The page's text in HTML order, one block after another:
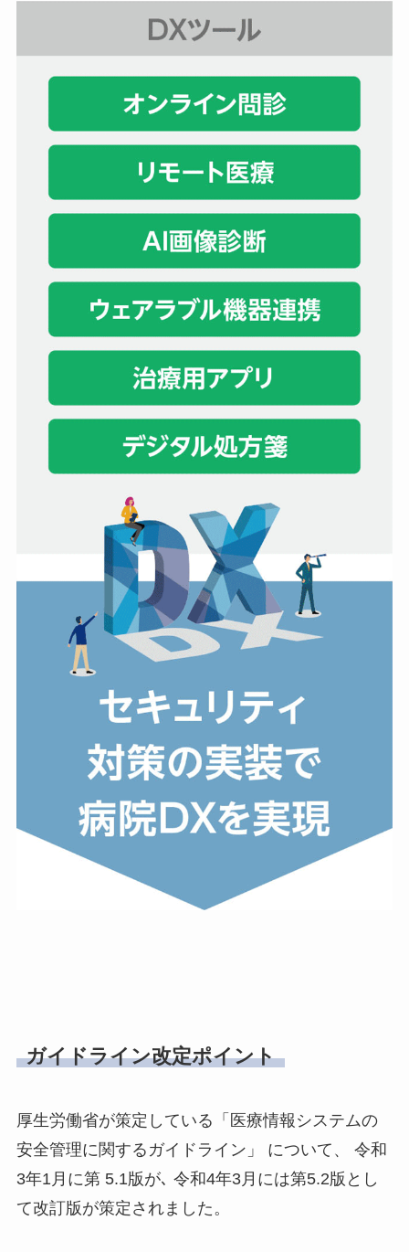
ガイドライン改定ポイント
厚生労働省が策定している「医療情報システムの
安全管理に関するガイドライン」 について、 令和
3年1月に第 5.1版が､ 令和4年3月には第5.2版とし
て改訂版が策定されました。